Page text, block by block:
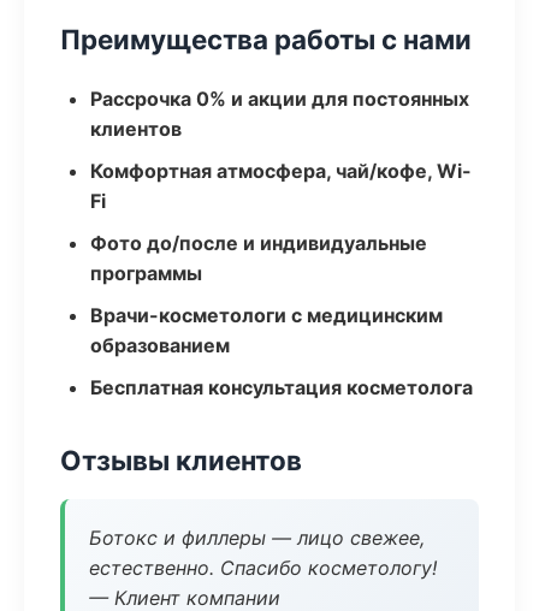
Преимущества работы с нами
Рассрочка 0% и акции для постоянных
клиентов
Комфортная атмосфера, чай/кофе, Wi-
Fi
Фото до/после и индивидуальные
программы
Врачи-косметологи с медицинским
образованием
Бесплатная консультация косметолога
Отзывы клиентов
Ботокс и филлеры — лицо свежее,
естественно. Спасибо косметологу!
— Клиент компании